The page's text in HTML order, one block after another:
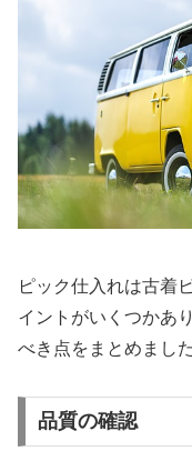
ピック仕入れは古着
イントがいくつかあ
べき点をまとめました
品質の確認